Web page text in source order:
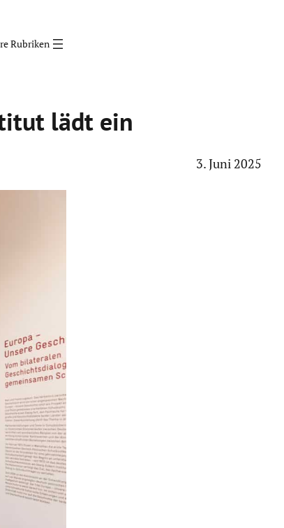
lädt ein
3. Juni 2025